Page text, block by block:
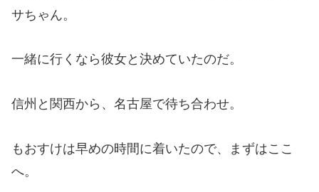
サちゃん。
一緒に行くなら彼女と決めていたのだ。
信州と関西から、名古屋で待ち合わせ。
もおすけは早めの時間に着いたので、まずはここ
へ。